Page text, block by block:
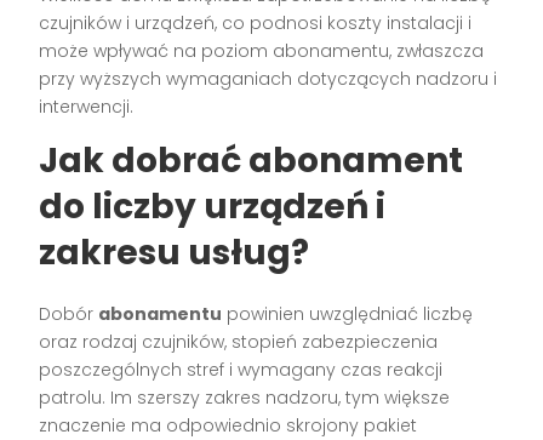
czujników i urządzeń, co podnosi koszty instalacji i
może wpływać na poziom abonamentu, zwłaszcza
przy wyższych wymaganiach dotyczących nadzoru i
interwencji.
Jak dobrać abonament
do liczby urządzeń i
zakresu usług?
Dobór abonamentu powinien uwzględniać liczbę
oraz rodzaj czujników, stopień zabezpieczenia
poszczególnych stref i wymagany czas reakcji
patrolu. Im szerszy zakres nadzoru, tym większe
znaczenie ma odpowiednio skrojony pakiet